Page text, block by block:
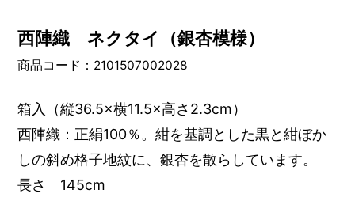
西陣織 ネクタイ（銀杏模様）
商品コード：2101507002028
箱入（縦36.5×横11.5×高さ2.3cm）
西陣織：正絹100％。紺を基調とした黒と紺ぼか
しの斜め格子地紋に、銀杏を散らしています。
長さ 145cm